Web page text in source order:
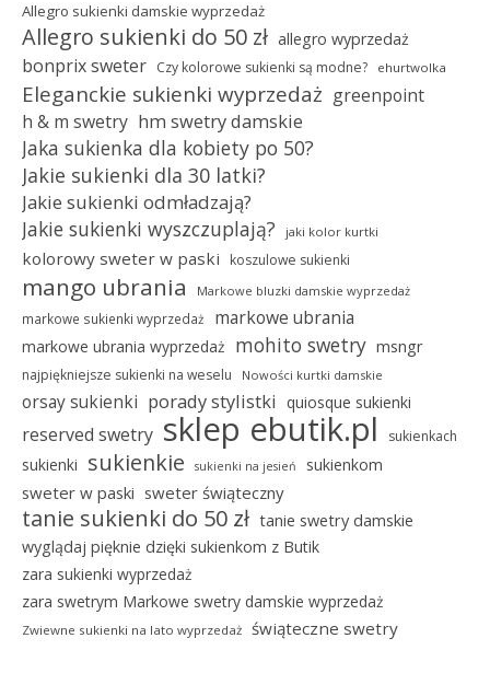
Allegro sukienki damskie wyprzedaż
Allegro sukienki do 50 zł allegro wyprzedaż
bonprix sweter Czy kolorowe sukienki są modne? ehurtwolka
Eleganckie sukienki wyprzedaż greenpoint
h & m swetry hm swetry damskie
Jaka sukienka dla kobiety po 50?
Jakie sukienki dla 30 latki?
Jakie sukienki odmładzają?
Jakie sukienki wyszczuplają? jaki kolor kurtki
kolorowy sweter w paski koszulowe sukienki
mango ubrania Markowe bluzki damskie wyprzedaż
markowe sukienki wyprzedaż markowe ubrania
markowe ubrania wyprzedaż mohito swetry msngr
najpiękniejsze sukienki na weselu Nowości kurtki damskie
orsay sukienki porady stylistki quiosque sukienki
reserved swetry sklep ebutik.pl sukienkach
sukienki sukienkie sukienki na jesień sukienkom
sweter w paski sweter świąteczny
tanie sukienki do 50 zł tanie swetry damskie
wyglądaj pięknie dzięki sukienkom z Butik
zara sukienki wyprzedaż
zara swetrym Markowe swetry damskie wyprzedaż
Zwiewne sukienki na lato wyprzedaż świąteczne swetry